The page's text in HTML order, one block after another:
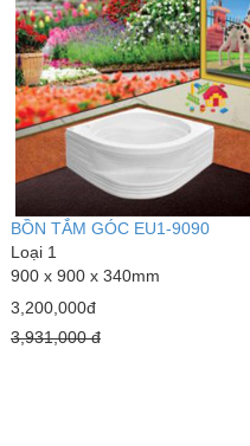
BỒN TẮM GÓC EU1-9090
Loại 1
900 x 900 x 340mm
3,200,000đ
3,931,000 đ